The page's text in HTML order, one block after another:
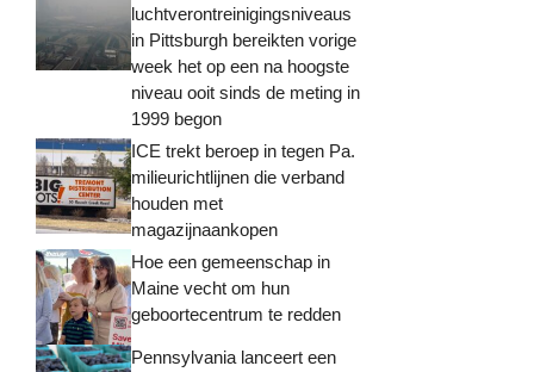
luchtverontreinigingsniveaus
in Pittsburgh bereikten vorige
week het op een na hoogste
niveau ooit sinds de meting in
1999 begon
ICE trekt beroep in tegen Pa.
milieurichtlijnen die verband
houden met
magazijnaankopen
Hoe een gemeenschap in
Maine vecht om hun
geboortecentrum te redden
Pennsylvania lanceert een